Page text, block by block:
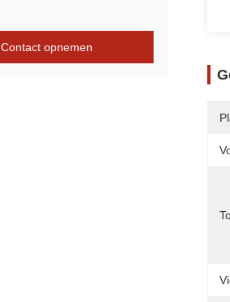
Contact opnemen